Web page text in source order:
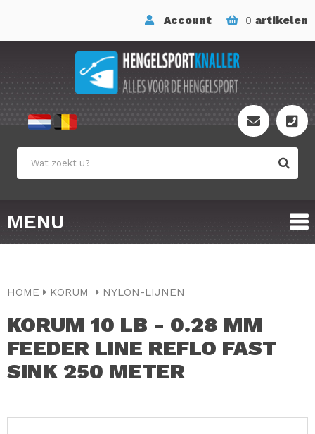
0 artikelen
Account
MENU
HOME KORUM NYLON-LIJNEN
KORUM 10 LB - 0.28 MM
FEEDER LINE REFLO FAST
SINK 250 METER